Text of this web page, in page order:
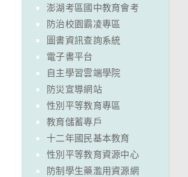
澎湖考區國中教育會考
防治校園霸凌專區
圖書資訊查詢系統
電子書平台
自主學習雲端學院
防災宣導網站
性別平等教育專區
教育儲蓄專戶
十二年國民基本教育
性別平等教育資源中心
防制學生藥濫用資源網